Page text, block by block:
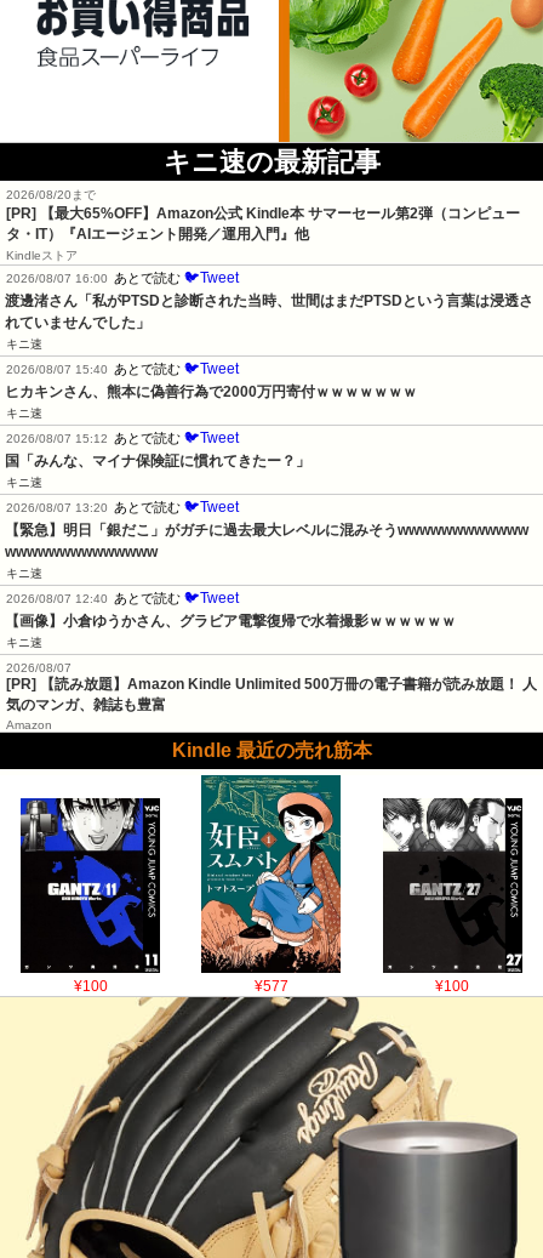
キニ速の最新記事
2026/08/20まで
[PR]
【最大65%OFF】Amazon公式 Kindle本 サマーセール第2弾（コンピュー
タ・IT）『AIエージェント開発／運用入門』他
Kindleストア
2026/08/07 16:00
あとで読む 🐦Tweet
渡邊渚さん「私がPTSDと診断された当時、世間はまだPTSDという言葉は浸透さ
れていませんでした」
キニ速
2026/08/07 15:40
あとで読む 🐦Tweet
ヒカキンさん、熊本に偽善行為で2000万円寄付ｗｗｗｗｗｗｗ
キニ速
2026/08/07 15:12
あとで読む 🐦Tweet
国「みんな、マイナ保険証に慣れてきたー？」
キニ速
2026/08/07 13:20
あとで読む 🐦Tweet
【緊急】明日「銀だこ」がガチに過去最大レベルに混みそうwwwwwwwwwwww
wwwwwwwwwwwwww
キニ速
2026/08/07 12:40
あとで読む 🐦Tweet
【画像】小倉ゆうかさん、グラビア電撃復帰で水着撮影ｗｗｗｗｗｗ
キニ速
2026/08/07
[PR] 【読み放題】Amazon Kindle Unlimited 500万冊の電子書籍が読み放題！ 人
気のマンガ、雑誌も豊富
Amazon
Kindle 最近の売れ筋本
¥100 ¥577 ¥100